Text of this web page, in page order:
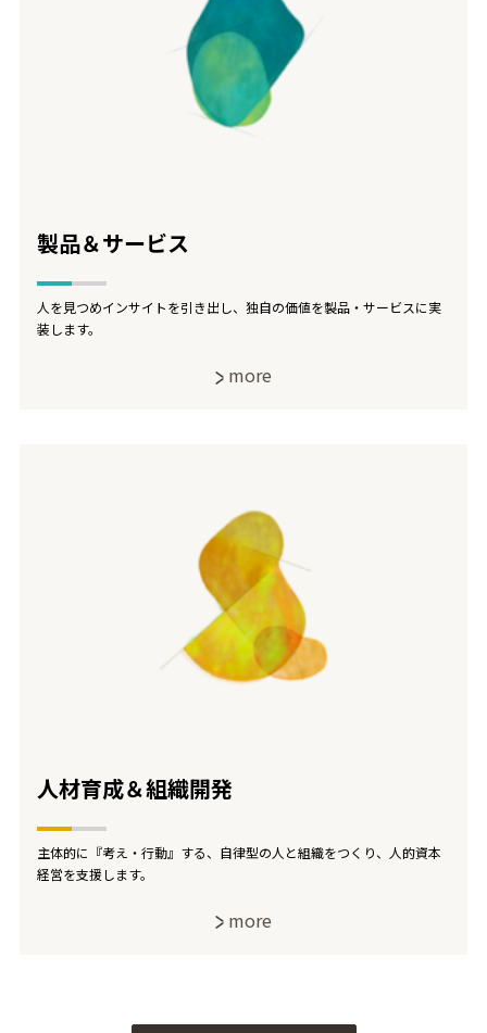
製品＆サービス
人を見つめインサイトを引き出し、独自の価値を製品・サービスに実
装します。
more
人材育成＆組織開発
主体的に『考え・行動』する、自律型の人と組織をつくり、人的資本
経営を支援します。
more